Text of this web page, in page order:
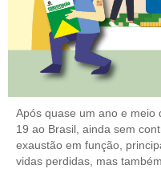
ACORDOS, CONVENÇÕES
CONTRIBUIÇÕES
CONTRIBUIÇÃO
CONTRIBUIÇÃO
CONTRIBUIÇÃO SINDICAL
Após quase um ano e meio
19 ao Brasil, ainda sem
exaustão em função,
vidas perdidas, mas